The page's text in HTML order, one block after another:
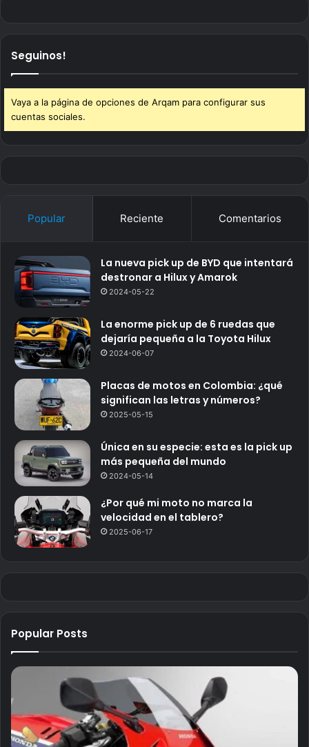
Seguinos!
Vaya a la página de opciones de Arqam para configurar sus
cuentas sociales.
Popular Reciente Comentarios
La nueva pick up de BYD que intentará
destronar a Hilux y Amarok
2024-05-22
La enorme pick up de 6 ruedas que
dejaría pequeña a la Toyota Hilux
2024-06-07
Placas de motos en Colombia: ¿qué
significan las letras y números?
2025-05-15
Única en su especie: esta es la pick up
más pequeña del mundo
2024-05-14
¿Por qué mi moto no marca la
velocidad en el tablero?
2025-06-17
Popular Posts